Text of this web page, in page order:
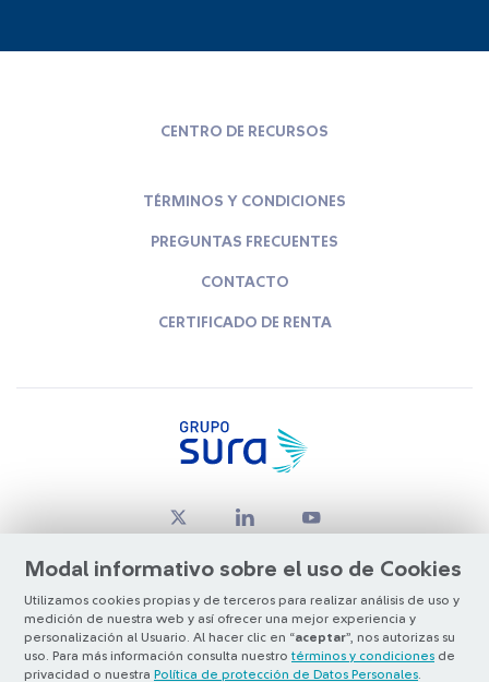
Modal informativo sobre el uso de Cookies
Utilizamos cookies propias y de terceros para realizar análisis de uso y
medición de nuestra web y así ofrecer una mejor experiencia y
personalización al Usuario. Al hacer clic en “aceptar”, nos autorizas su
uso. Para más información consulta nuestro términos y condiciones de
privacidad o nuestra Política de protección de Datos Personales
CENTRO DE RECURSOS
TÉRMINOS Y CONDICIONES
PREGUNTAS FRECUENTES
CONTACTO
CERTIFICADO DE RENTA
© Copyright Grupo SURA 2026